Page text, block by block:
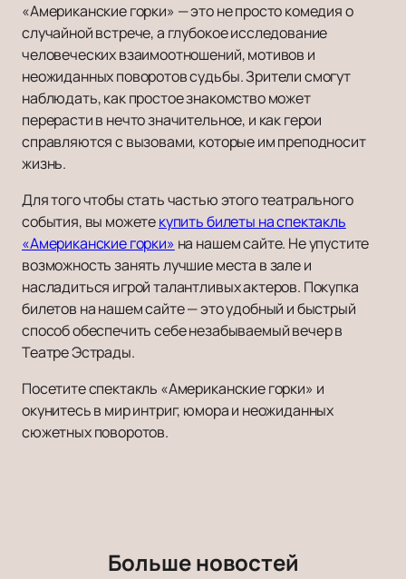
«Американские горки» — это не просто комедия о
случайной встрече, а глубокое исследование
человеческих взаимоотношений, мотивов и
неожиданных поворотов судьбы. Зрители смогут
наблюдать, как простое знакомство может
перерасти в нечто значительное, и как герои
справляются с вызовами, которые им преподносит
жизнь.
Для того чтобы стать частью этого театрального
события, вы можетекупить билеты на спектакль
«Американские горки» на нашем сайте. Не упустите
возможность занять лучшие места в зале и
насладиться игрой талантливых актеров. Покупка
билетов на нашем сайте — это удобный и быстрый
способ обеспечить себе незабываемый вечер в
Театре Эстрады.
Посетите спектакль «Американские горки» и
окунитесь в мир интриг, юмора и неожиданных
сюжетных поворотов.
Больше новостей